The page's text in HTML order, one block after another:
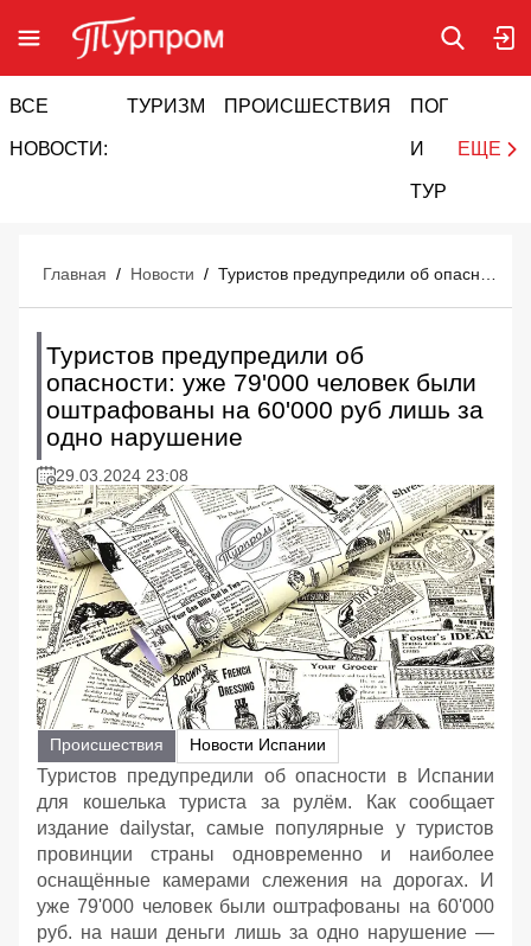
ВСЕ
НОВОСТИ:
ТУРИЗМ ПРОИСШЕСТВИЯ ПОГОДА
И
ТУРИЗМ
ЕЩЕ
Главная / Новости /
Туристов предупредили об
опасности: уже 79'000 человек были
оштрафованы на 60'000 руб лишь за
одно нарушение
29.03.2024 23:08
Происшествия Новости Испании
Туристов предупредили об опасности в Испании
для кошелька туриста за рулём. Как сообщает
издание dailystar, самые популярные у туристов
провинции страны одновременно и наиболее
оснащённые камерами слежения на дорогах. И
уже 79'000 человек были оштрафованы на 60'000
руб. на наши деньги лишь за одно нарушение —